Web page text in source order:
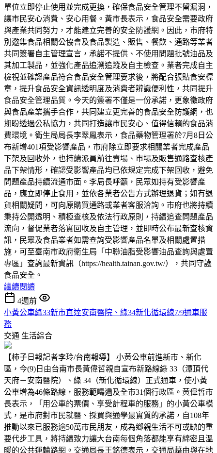
單位立即停止使用並完成更換，確保食品安全管理不留漏洞，
讓市民安心消費、安心用餐。黃市長表示，食品安全需要政府
與產業共同努力，才能建立完善的安全防護網。因此，市府特
別邀集食品相關公協會及食品製造、販售、餐飲、通路等業者
共同簽署自主管理宣言，承諾不提供、不使用問題批號油品及
其加工製品，並強化產品追溯追蹤及自主檢查。業者完成自主
檢視並確認產品符合食品安全管理要求後，將配合張貼食安標
章，提升食品安全資訊透明度及消費者辨識便利性，共同提升
食品安全管理品質。今天的簽署不僅是一份承諾，更象徵政府
與食品產業攜手合作，共同建立更完善的食品安全防護網，也
期盼透過公私協力，共同打造讓市民安心、值得信賴的食品消
費環境。衛生局局長李翠鳳表示，食品藥物管理署於7月8日公
布新增401項受影響產品，市府除立即要求相關業者完成產品
下架及回收外，也持續派員前往賣場、市場及販售通路查核產
品下架情形，確認受影響產品均已依規定完成下架回收，避免
問題產品持續流通市面。李局長呼籲，民眾如持有受影響產
品，應立即停止食用，並依各業者公告方式辦理退貨；如有退
貨相關疑問，可向原購買通路或業者客服洽詢。市府也將持續
秉持公開透明、積極查核及依法行政原則，持續追查問題產品
流向，督促業者落實回收及自主管理，並即時公布最新查核資
訊，民眾及食品業者如需查詢受影響產品名單及相關處置措
施，可至臺南市政府衛生局「中聯油脂受影響油品查詢與處置
專區」查詢最新資訊（https://health.tainan.gov.tw/），共同守護
食品安全。
繼續閱讀
4週前
小黃公車綠33新市直達安南醫院、綠34新化循環線7/9通車服
務
交通 生活綜合
【柿子日報記者李玲/台南報導】 小黃公車前進新市、新化
區，今(9)日由台南市長黃偉哲親自宣布新路線綠 33（潭頂代
天府－安南醫院）、綠 34（新化循環線）正式通車，使小黃
公車增為46條路線，服務範疇遍及全市31個行政區。黃偉哲市
長表示，「用公車的票價、享受計程車的服務」的小黃公車模
式，是市府對市民就醫、採買與通學最實質的承諾，自108年
推動以來已服務逾50萬市民朋友，成為鄉親生活不可或缺的重
要代步工具，將持續致力讓大台南每個角落都能享有綿密且溫
暖的公共運輸路網。交通局長王銘德表示，交通局藉由與在地